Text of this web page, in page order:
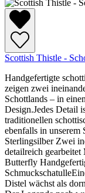
Scottish Thistle -
Handgefertigte
zeigen zwei
Schottlands – in
Design.Jedes Detail
traditionellen
ebenfalls in unserem
Sterlingsilber Zwei
detailreich gearbeitet
Butterfly
Distel wächst als